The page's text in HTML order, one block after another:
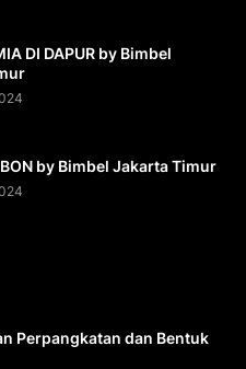
DI DAPUR by Bimbel
by Bimbel Jakarta Timur
Perpangkatan dan Bentuk